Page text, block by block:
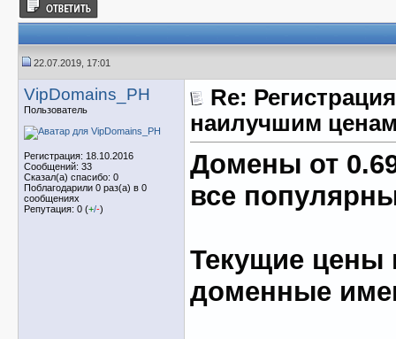
22.07.2019, 17:01
VipDomains_PH
Пользователь
Регистрация: 18.10.2016
Сообщений: 33
Сказал(а) спасибо: 0
Поблагодарили 0 раз(а) в 0
сообщениях
Репутация: 0 (+/-)
Re:
наилучшим
Домены от
все
Текущие цены
доменные